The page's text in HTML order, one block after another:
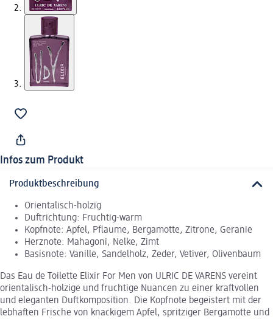
Infos zum Produkt
Produktbeschreibung
Orientalisch-holzig
Duftrichtung: Fruchtig-warm
Kopfnote: Apfel, Pflaume, Bergamotte, Zitrone, Geranie
Herznote: Mahagoni, Nelke, Zimt
Basisnote: Vanille, Sandelholz, Zeder, Vetiver, Olivenbaum
Das Eau de Toilette Elixir For Men von ULRIC DE VARENS vereint
orientalisch-holzige und fruchtige Nuancen zu einer kraftvollen
und eleganten Duftkomposition. Die Kopfnote begeistert mit der
lebhaften Frische von knackigem Apfel, spritziger Bergamotte und